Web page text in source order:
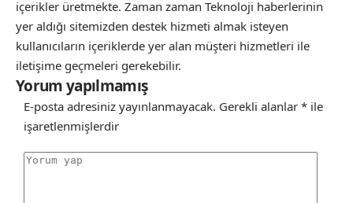
içerikler üretmekte. Zaman zaman Teknoloji haberlerinin
yer aldığı sitemizden destek hizmeti almak isteyen
kullanıcıların içeriklerde yer alan müşteri hizmetleri ile
iletişime geçmeleri gerekebilir.
Yorum yapılmamış
E-posta adresiniz yayınlanmayacak. Gerekli alanlar * ile
işaretlenmişlerdir